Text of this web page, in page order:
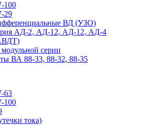
100
29
ВД (УЗО)
АД-2, АД-12, АД-12, АД-4
серии
ВА 88-33, 88-32, 88-35
63
100
тока)